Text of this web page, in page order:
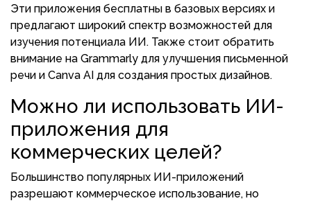
Эти приложения бесплатны в базовых версиях и
предлагают широкий спектр возможностей для
изучения потенциала ИИ. Также стоит обратить
внимание на Grammarly для улучшения письменной
речи и Canva AI для создания простых дизайнов.
Можно ли использовать ИИ-
приложения для
коммерческих целей?
Большинство популярных ИИ-приложений
разрешают коммерческое использование, но